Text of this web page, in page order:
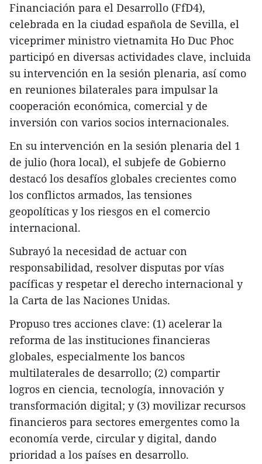
Financiación para el Desarrollo (FfD4),
celebrada en la ciudad española de Sevilla, el
viceprimer ministro vietnamita Ho Duc Phoc
participó en diversas actividades clave, incluida
su intervención en la sesión plenaria, así como
en reuniones bilaterales para impulsar la
cooperación económica, comercial y de
inversión con varios socios internacionales.
En su intervención en la sesión plenaria del 1
de julio (hora local), el subjefe de Gobierno
destacó los desafíos globales crecientes como
los conflictos armados, las tensiones
geopolíticas y los riesgos en el comercio
internacional.
Subrayó la necesidad de actuar con
responsabilidad, resolver disputas por vías
pacíficas y respetar el derecho internacional y
la Carta de las Naciones Unidas.
Propuso tres acciones clave: (1) acelerar la
reforma de las instituciones financieras
globales, especialmente los bancos
multilaterales de desarrollo; (2) compartir
logros en ciencia, tecnología, innovación y
transformación digital; y (3) movilizar recursos
financieros para sectores emergentes como la
economía verde, circular y digital, dando
prioridad a los países en desarrollo.